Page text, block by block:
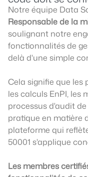
Notre équipe Data
Responsable de la
soulignant notre
fonctionnalités de
delà d'une simple
Cela signifie que les
les calculs EnPI, les
processus d'audit
pratique en matière
plateforme qui
50001 s'applique
Les membres